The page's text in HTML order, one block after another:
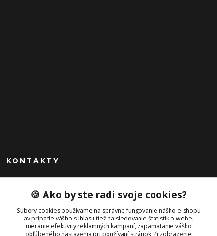
KONTAKTY
Peknekabelky.sk
+421 949747302
Po-Pia 10-16
info@peknekabelky.sk
🍪 Ako by ste radi svoje cookies?
Súbory cookies používame na správne fungovanie nášho e-shopu
av prípade vášho súhlasu tiež na sledovanie štatistík o webe,
meranie efektivity reklamných kampaní, zapamätanie vášho
obľúbeného nastavenia pri používaní stránok, či zobrazenie